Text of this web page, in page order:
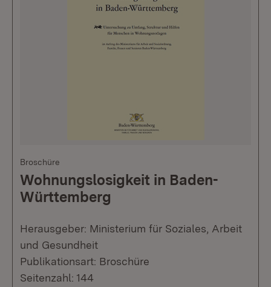
Broschüre
Wohnungslosigkeit in Baden-
Württemberg
Herausgeber: Ministerium für Soziales, Arbeit
und Gesundheit
Publikationsart: Broschüre
Seitenzahl: 144